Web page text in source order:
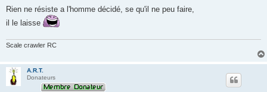
s
a
Rien ne résiste a l'homme décidé, se qu'il ne peu faire,
il le laisse
Scale crawler RC
A.R.T.
Donateurs